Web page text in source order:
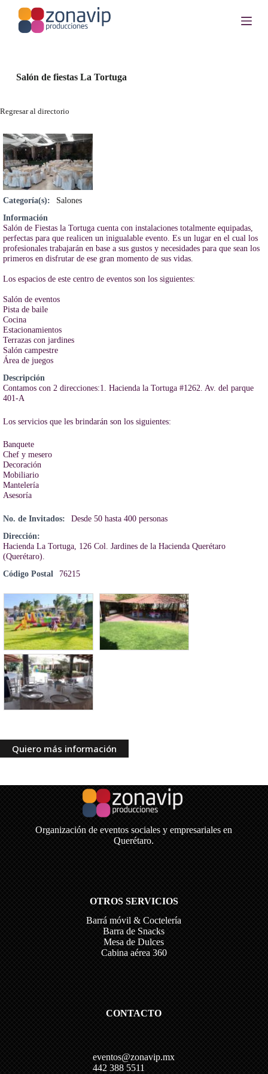
o
n
e
n
i
d
o
Salón de fiestas La Tortuga
Regresar al directorio
Categoría(s):
Salones
Información
Salón de Fiestas la Tortuga cuenta con instalaciones totalmente equipadas,
perfectas para que realicen un inigualable evento. Es un lugar en el cual los
profesionales trabajarán en base a sus gustos y necesidades para que sean los
primeros en disfrutar de ese gran momento de sus vidas.
Los espacios de este centro de eventos son los siguientes:
Salón de eventos
Pista de baile
Cocina
Estacionamientos
Terrazas con jardines
Salón campestre
Área de juegos
Descripción
Contamos con 2 direcciones:1. Hacienda la Tortuga #1262. Av. del parque
401-A
Los servicios que les brindarán son los siguientes:
Banquete
Chef y mesero
Decoración
Mobiliario
Mantelería
Asesoría
No. de Invitados:
Desde 50 hasta 400 personas
Dirección:
Hacienda La Tortuga, 126 Col. Jardines de la Hacienda Querétaro
(Querétaro).
Código Postal
76215
Quiero más información
Organización de eventos sociales y empresariales en
Querétaro.
OTROS SERVICIOS
Barrá móvil & Coctelería
Barra de Snacks
Mesa de Dulces
Cabina aérea 360
CONTACTO
eventos@zonavip.mx
442 388 5511